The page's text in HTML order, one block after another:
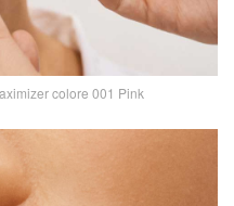
colore 001 Pink